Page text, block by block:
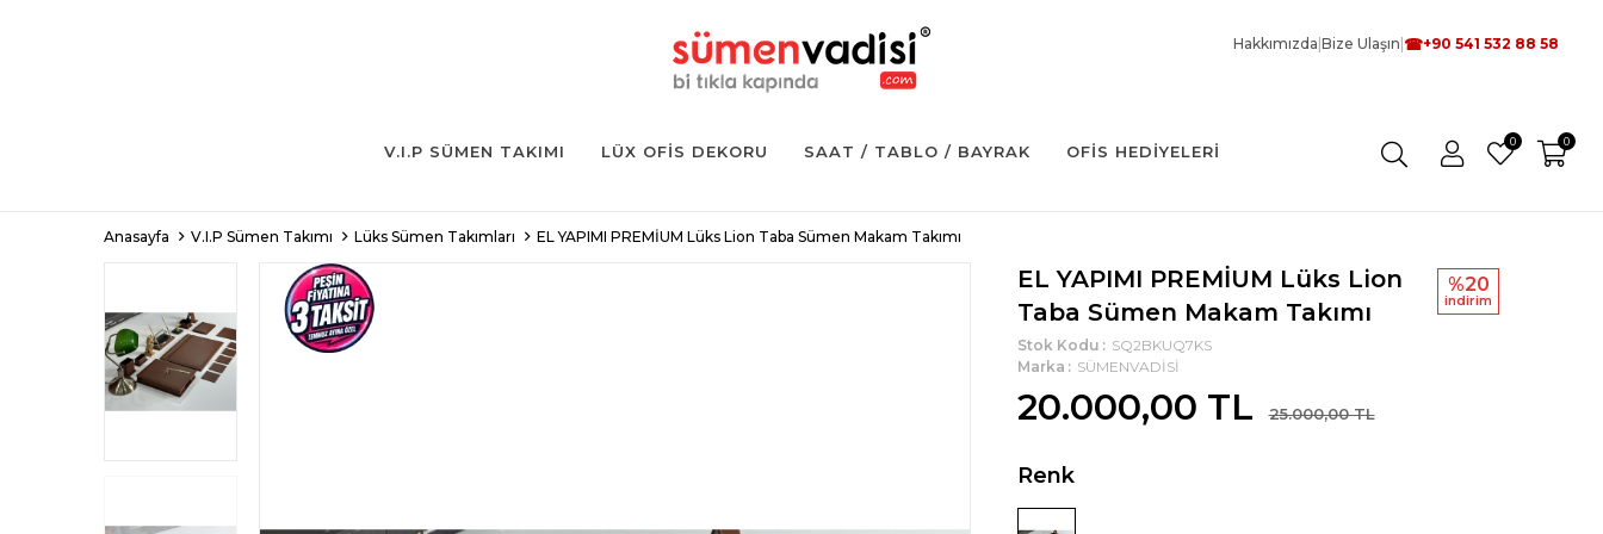
V.I.P SÜMEN TAKIMI LÜX OFIS DEKORU SAAT / TABLO / BAYRAK OFIS HEDIYELERI
0 0
Anasayfa V.I.P Sümen Takımı Lüks Sümen Takımları EL YAPIMI PREMİUM Lüks Lion Taba Sümen Makam Takımı
EL YAPIMI PREMİUM Lüks Lion
Taba Sümen Makam Takımı
Stok Kodu
SQ2BKUQ7KS
Marka
SÜMENVADİSİ
20.000,00 TL 25.000,00 TL
%20
i̇ndi̇ri̇m
Renk
Hakkımızda Bize Ulaşın ☎+90 541 532 88 58